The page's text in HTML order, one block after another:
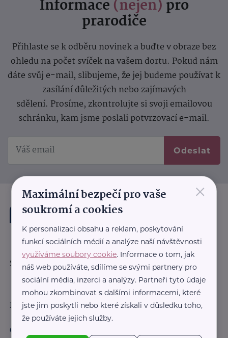
Informace (nejen) pro
prarodiče
Přihlaste se k odběru novinek a buďte v obraze bez
ohledu na počet svíček na vašem dortu. Pokud nám
dáte svůj e-mail, slibujeme, že jej budeme používat k
zasílání důležitých nebo zajímavých
sdělení. Prosíme, zkontrolujte si svoji emailovou
schránku, kam jsme poslali potvrzovací e-mail.
Odeslat
Sledujte nás:
Důležité odkazy
Obchodní podmínky
×
Maximální bezpečí pro vaše
soukromí a cookies
K personalizaci obsahu a reklam, poskytování
funkcí sociálních médií a analýze naší návštěvnosti
využíváme soubory cookie. Informace o tom, jak
náš web používáte, sdílíme se svými partnery pro
sociální média, inzerci a analýzy. Partneři tyto údaje
mohou zkombinovat s dalšími informacemi, které
jste jim poskytli nebo které získali v důsledku toho,
že používáte jejich služby.